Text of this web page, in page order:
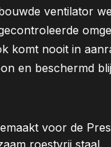
ventilator
komt nooit in
en beschermd
voor de
roestvrij staal.